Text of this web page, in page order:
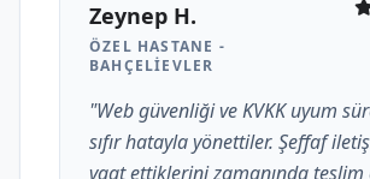
Zeynep H.
ÖZEL HASTANE -
BAHÇELIEVLER
"Web güvenliği ve KVKK uyum
sıfır hatayla yönettiler. Şeffaf
vaat ettiklerini zamanında